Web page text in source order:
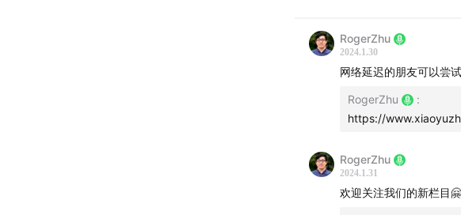
苹果Vision Pro
CHI大会历年的赞助商
RogerZhu
2024.1.30
网络延迟的朋友可以尝
RogerZhu
:
https://
RogerZhu
2024.1.31
欢迎关注我们的新栏目🤗